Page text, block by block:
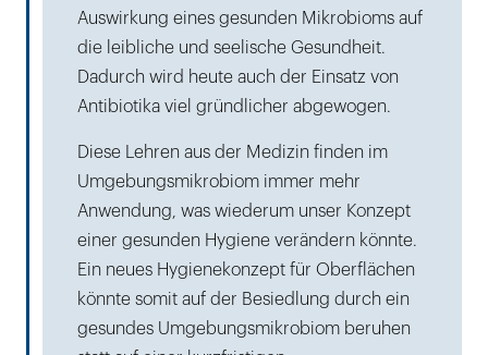
Auswirkung eines gesunden Mikrobioms auf
die leibliche und seelische Gesundheit.
Dadurch wird heute auch der Einsatz von
Antibiotika viel gründlicher abgewogen.
Diese Lehren aus der Medizin finden im
Umgebungsmikrobiom immer mehr
Anwendung, was wiederum unser Konzept
einer gesunden Hygiene verändern könnte.
Ein neues Hygienekonzept für Oberflächen
könnte somit auf der Besiedlung durch ein
gesundes Umgebungsmikrobiom beruhen